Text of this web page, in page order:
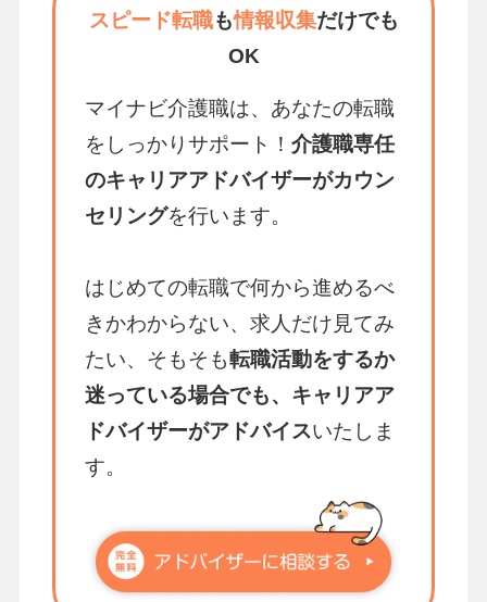
スピード転職も情報収集だけでも
OK
マイナビ介護職は、あなたの転職
をしっかりサポート！ 介護職専任
のキャリアアドバイザーがカウン
セリングを行います。
はじめての転職で何から進めるべ
きかわからない、求人だけ見てみ
たい、そもそも転職活動をするか
迷っている場合でも、キャリアア
ドバイザーがアドバイスいたしま
す。